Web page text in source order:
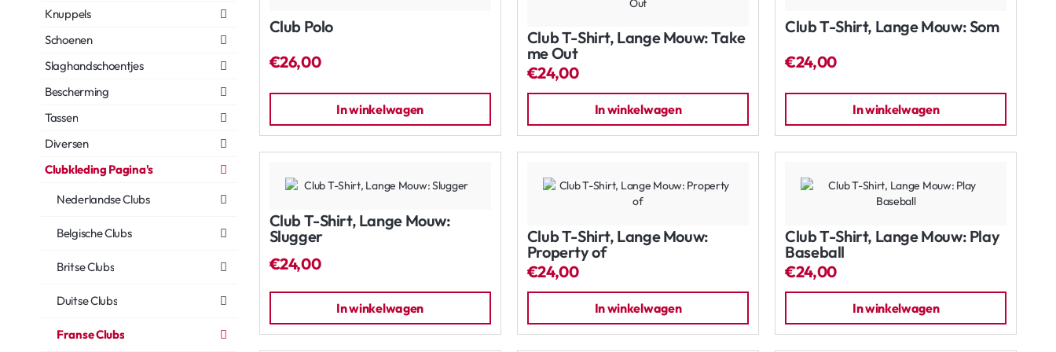
Knuppels
Schoenen
Slaghandschoentjes
Bescherming
Tassen
Diversen
Clubkleding Pagina's
Nederlandse Clubs
Belgische Clubs
Britse Clubs
Duitse Clubs
Franse Clubs
Club Polo
€26,00
In winkelwagen
Club T-Shirt, Lange Mouw: Take
me Out
€24,00
In winkelwagen
Club T-Shirt, Lange Mouw: Som
€24,00
In winkelwagen
Club T-Shirt, Lange Mouw:
Slugger
€24,00
In winkelwagen
Club T-Shirt, Lange Mouw:
Property of
€24,00
In winkelwagen
Club T-Shirt, Lange Mouw: Play
Baseball
€24,00
In winkelwagen